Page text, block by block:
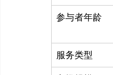
参与者年龄
服务类型